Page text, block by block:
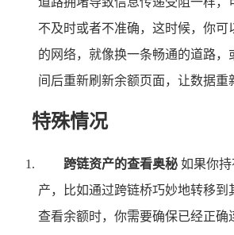
不及时或者不准确，这时候，你可
的网络，就像换一条畅通的道路，
间后重新刷新余额页面，让数据重
特殊情况
跨链资产的查看奥秘 如果你
产，比如通过跨链桥巧妙地转移到
查看余额时，你需要确保已经正确